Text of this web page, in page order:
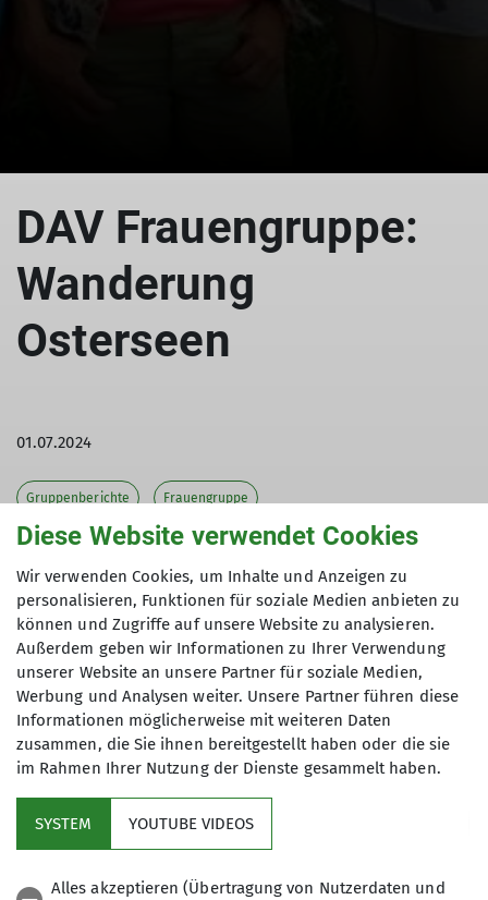
DAV Frauengruppe:
Wanderung
Osterseen
01.07.2024
Gruppenberichte Frauengruppe
Eine Gruppe wanderbegeisterter Mitglieder der
Moosburger DAV-Frauengruppe reisten mit dem
Zug letzten Sonntag zu den Osterseen. Das
Naturschutzgebiet südlich des Starnberger Sees
bietet ein weitverzweigtes Netz an Wanderwegen.
Auf dem Rundweg von gut 10 km präsentierte sich
den Wanderinnen eine abwechslungsreiche
Landschaft: Moore, Seen und Tümpel, eine
einzigartige Tier- und Pflanzenwelt und im Blick
immer die Alpen im Hintergrund. Nach einer
stärkenden Kaffeepause in Iffeldorf machten sich
Diese Website verwendet Cookies
Wir verwenden Cookies, um Inhalte und Anzeigen zu
personalisieren, Funktionen für soziale Medien anbieten zu
können und Zugriffe auf unsere Website zu analysieren.
Außerdem geben wir Informationen zu Ihrer Verwendung
unserer Website an unsere Partner für soziale Medien,
Werbung und Analysen weiter. Unsere Partner führen diese
Informationen möglicherweise mit weiteren Daten
zusammen, die Sie ihnen bereitgestellt haben oder die sie
im Rahmen Ihrer Nutzung der Dienste gesammelt haben.
SYSTEM YOUTUBE VIDEOS
Alles akzeptieren (Übertragung von Nutzerdaten und